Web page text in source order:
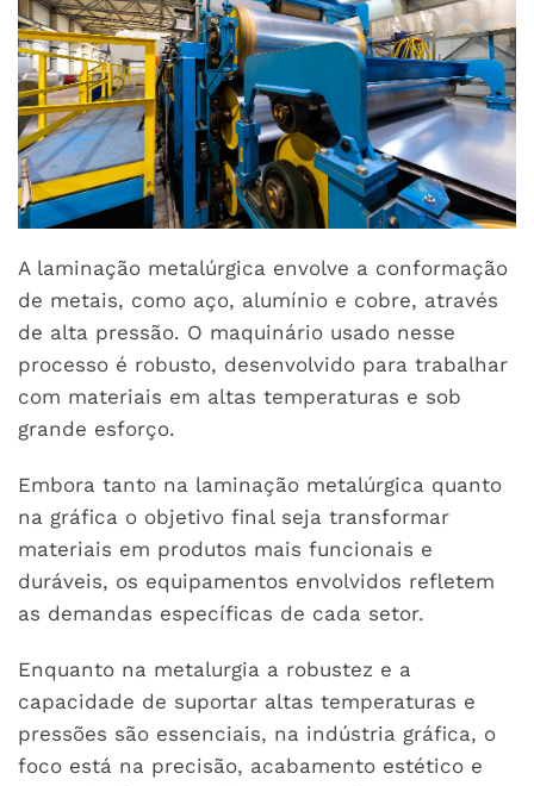
A laminação metalúrgica envolve a conformação
de metais, como aço, alumínio e cobre, através
de alta pressão. O maquinário usado nesse
processo é robusto, desenvolvido para trabalhar
com materiais em altas temperaturas e sob
grande esforço.
Embora tanto na laminação metalúrgica quanto
na gráfica o objetivo final seja transformar
materiais em produtos mais funcionais e
duráveis, os equipamentos envolvidos refletem
as demandas específicas de cada setor.
Enquanto na metalurgia a robustez e a
capacidade de suportar altas temperaturas e
pressões são essenciais, na indústria gráfica, o
foco está na precisão, acabamento estético e